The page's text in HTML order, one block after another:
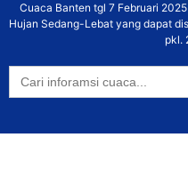
Cuaca Banten tgl 7 Februari
Hujan Sedang-Lebat yang dapat
pkl.
Search
for: